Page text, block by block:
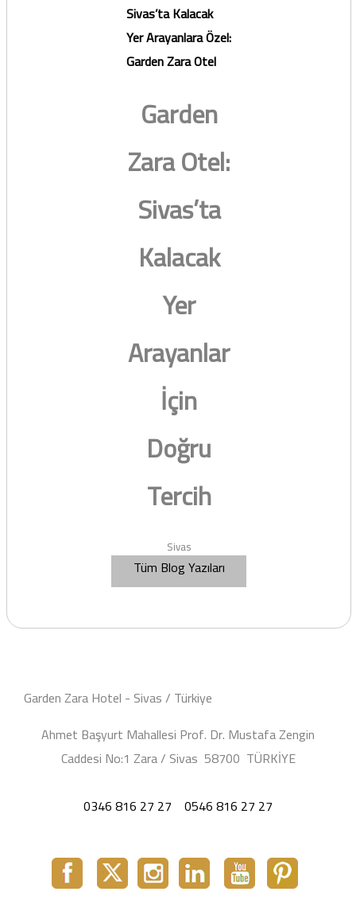
Sivas’ta Kalacak
Yer Arayanlara Özel:
Garden Zara Otel
Garden
Zara Otel:
Sivas’ta
Kalacak
Yer
Arayanlar
İçin
Doğru
Tercih
Sivas
Tüm Blog Yazıları
Garden Zara Hotel - Sivas / Türkiye
Ahmet Başyurt Mahallesi Prof. Dr. Mustafa Zengin
Caddesi No:1 Zara / Sivas 58700 TÜRKİYE
0346 816 27 27 0546 816 27 27